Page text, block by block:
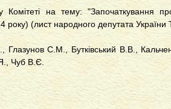
на тему: "Започаткування
року) (лист народного депутата
Глазунов С.М., Бутківський В.В.,
Чуб В.Є.